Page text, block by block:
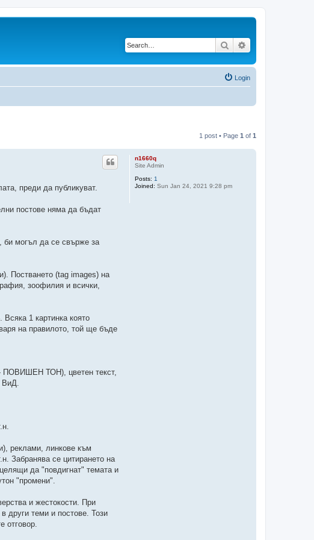
Search
Login
1 post • Page 1 of 1
n1660q
Site Admin
Posts: 1
Joined: Sun Jan 24, 2021 9:28 pm
преди да публикуват.
постове няма да бъдат
би могъл да се свърже за
Постването (tag images) на
зоофилия и всички,
1 картинка която
на правилото, той ще бъде
- ПОВИШЕН ТОН), цветен текст,
реклами, линкове към
Забранява се цитирането на
да "повдигнат" темата и
"промени".
и жестокости. При
други теми и постове. Този
отговор.